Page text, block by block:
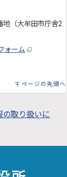
地（大牟田市庁舎2
ォーム
ページの先頭へ
の取り扱いに